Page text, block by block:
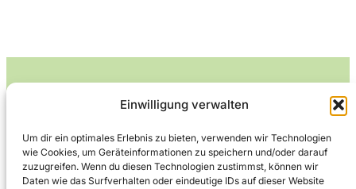
Einwilligung verwalten
Um dir ein optimales Erlebnis zu bieten, verwenden wir Technologien
wie Cookies, um Geräteinformationen zu speichern und/oder darauf
zuzugreifen. Wenn du diesen Technologien zustimmst, können wir
Daten wie das Surfverhalten oder eindeutige IDs auf dieser Website
Leckerlife
Lecker essen – gesund leben.